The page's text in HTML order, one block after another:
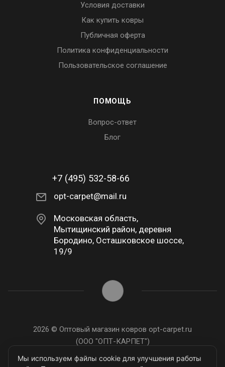
Условия доставки
Как купить ковры
Публичная оферта
Политика конфиденциальности
Пользовательское соглашение
ПОМОЩЬ
Вопрос-ответ
Блог
+7 (495) 532-58-66
opt-carpet@mail.ru
Московская область,
Мытищинский район, деревня
Бородино, Осташковское шоссе,
19/9
2026 © Оптовый магазин ковров opt-carpet.ru
(ООО "ОПТ-КАРПЕТ")
ИНН: 7743907105
Мы используем файлы cookie для улучшения работы